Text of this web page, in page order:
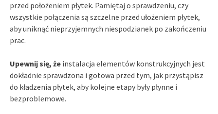
przed położeniem płytek. Pamiętaj o sprawdzeniu, czy
wszystkie połączenia są szczelne przed ułożeniem płytek,
aby uniknąć nieprzyjemnych niespodzianek po zakończeniu
prac.
Upewnij się, że instalacja elementów konstrukcyjnych jest
dokładnie sprawdzona i gotowa przed tym, jak przystąpisz
do kładzenia płytek, aby kolejne etapy były płynne i
bezproblemowe.